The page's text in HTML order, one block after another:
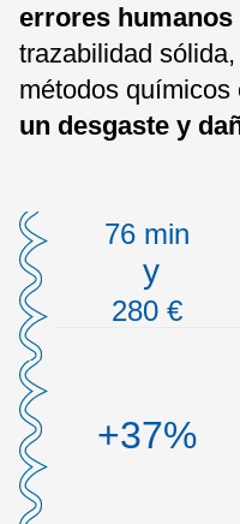
errores humanos
trazabilidad
métodos
un desgaste y
76 min
y
280 €
+37%